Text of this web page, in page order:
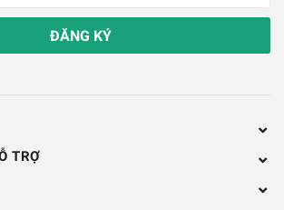
thời hạn bảo hành
có dấu hiệu hỏng hóc do cơ
ĐĂNG KÝ
TRỢ